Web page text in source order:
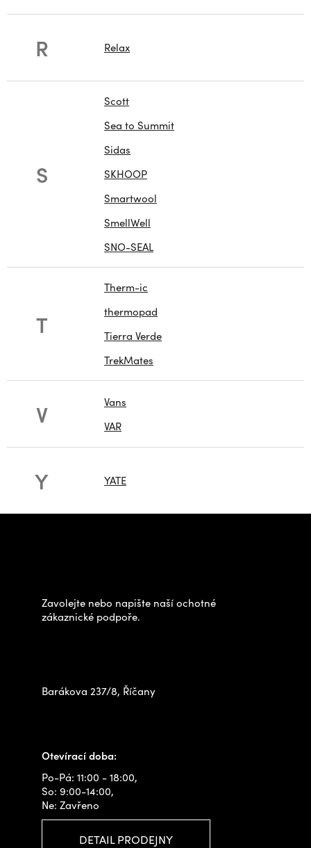
R Relax
S
Scott
Sea to Summit
Sidas
SKHOOP
Smartwool
SmellWell
SNO-SEAL
T
Therm-ic
thermopad
Tierra Verde
TrekMates
V
Vans
VAR
Y YATE
Zavolejte nebo napište naší ochotné
zákaznické podpoře.
Barákova 237/8, Říčany
Otevírací doba:
Po-Pá: 11:00 - 18:00,
So: 9:00-14:00,
Ne: Zavřeno
DETAIL PRODEJNY